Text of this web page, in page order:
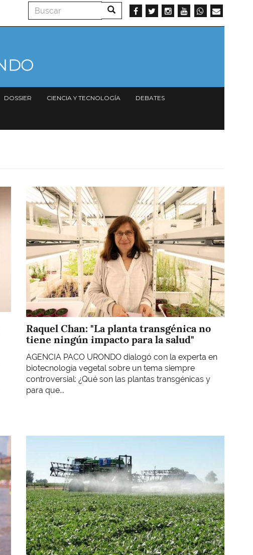
Buscar Buscar
DOSSIER CIENCIA Y TECNOLOGÍA DEBATES
Imagen
Raquel Chan: "La planta transgénica no
tiene ningún impacto para la salud"
AGENCIA PACO URONDO dialogó con la experta en
biotecnología vegetal sobre un tema siempre
controversial: ¿Qué son las plantas transgénicas y
para que...